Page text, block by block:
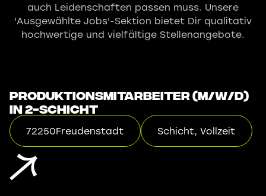
auch Leidenschaften passen muss. Unsere
'Ausgewählte Jobs'-Sektion bietet Dir qualitativ
hochwertige und vielfältige Stellenangebote.
Produktionsmitarbeiter (m/w/d)
in 2-Schicht
72250Freudenstadt Schicht, Vollzeit